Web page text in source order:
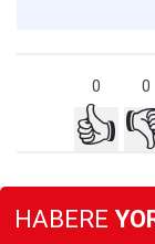
0 0
👍
HABERE